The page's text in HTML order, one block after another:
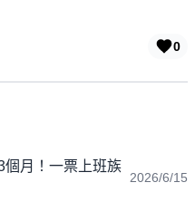
0
月！一票上班族
2026/6/15